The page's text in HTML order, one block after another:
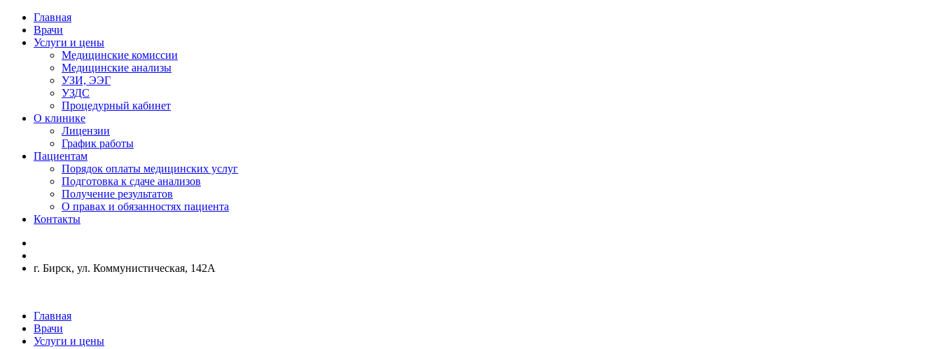
Главная
Врачи
Услуги и цены
Медицинские комиссии
Медицинские анализы
УЗИ, ЭЭГ
УЗДС
Процедурный кабинет
О клинике
Лицензии
График работы
Пациентам
Порядок оплаты медицинских услуг
Подготовка к сдаче анализов
Получение результатов
О правах и обязанностях пациента
Контакты
г. Бирск, ул. Коммунистическая, 142А
Главная
Врачи
Услуги и цены